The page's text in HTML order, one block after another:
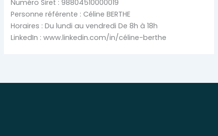
Numéro Siret : 98804510000019
Personne référente : Céline BERTHE
Horaires : Du lundi au vendredi De 8h à 18h
LinkedIn : www.linkedin.com/in/céline-berthe